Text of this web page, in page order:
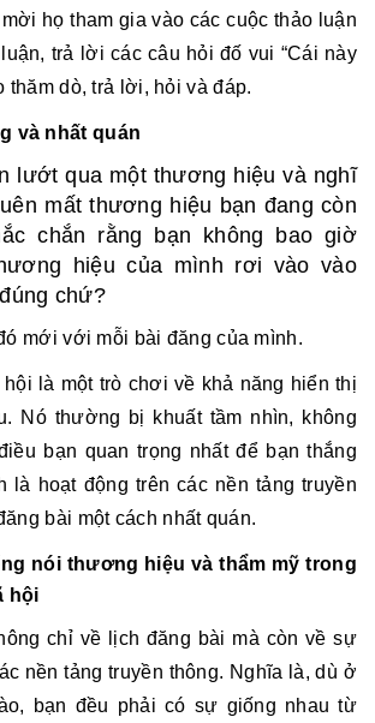
họ tham gia vào các cuộc thảo luận
trả lời các câu hỏi đố vui “Cái này
thăm dò, trả lời, hỏi và đáp.
và nhất quán
lướt qua một thương hiệu và nghĩ
mất thương hiệu bạn đang còn
chắn rằng bạn không bao giờ
hiệu của mình rơi vào vào
chứ?
mới với mỗi bài đăng của mình.
hội là một trò chơi về khả năng hiển thị
Nó thường bị khuất tầm nhìn, không
bạn quan trọng nhất để bạn thắng
là hoạt động trên các nền tảng truyền
bài một cách nhất quán.
nói thương hiệu và thẩm mỹ trong
hội
chỉ về lịch đăng bài mà còn về sự
nền tảng truyền thông. Nghĩa là, dù ở
bạn đều phải có sự giống nhau từ